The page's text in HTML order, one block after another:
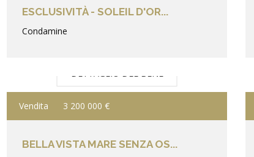
ESCLUSIVITÀ - SOLEIL D'OR...
Condamine
DETTAGLIO DEL BENE
Vendita 3 200 000 €
BELLA VISTA MARE SENZA OS...